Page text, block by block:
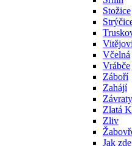
Stožice
Včelná
Vrábče
Záboří
Zahájí
Závraty
Zlatá
Zliv
Jak